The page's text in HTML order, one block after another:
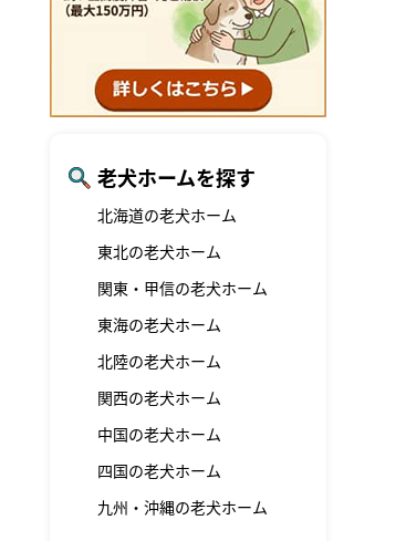
老犬ホームを探す
北海道の老犬ホーム
東北の老犬ホーム
関東・甲信の老犬ホーム
東海の老犬ホーム
北陸の老犬ホーム
関西の老犬ホーム
中国の老犬ホーム
四国の老犬ホーム
九州・沖縄の老犬ホーム